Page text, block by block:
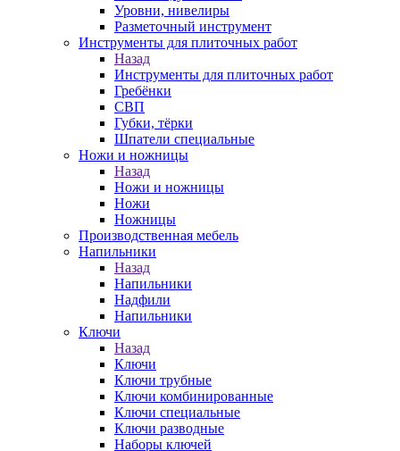
Уровни, нивелиры
Разметочный инструмент
Инструменты для плиточных работ
Назад
Инструменты для плиточных работ
Гребёнки
СВП
Губки, тёрки
Шпатели специальные
Ножи и ножницы
Назад
Ножи и ножницы
Ножи
Ножницы
Производственная мебель
Напильники
Назад
Напильники
Надфили
Напильники
Ключи
Назад
Ключи
Ключи трубные
Ключи комбинированные
Ключи специальные
Ключи разводные
Наборы ключей